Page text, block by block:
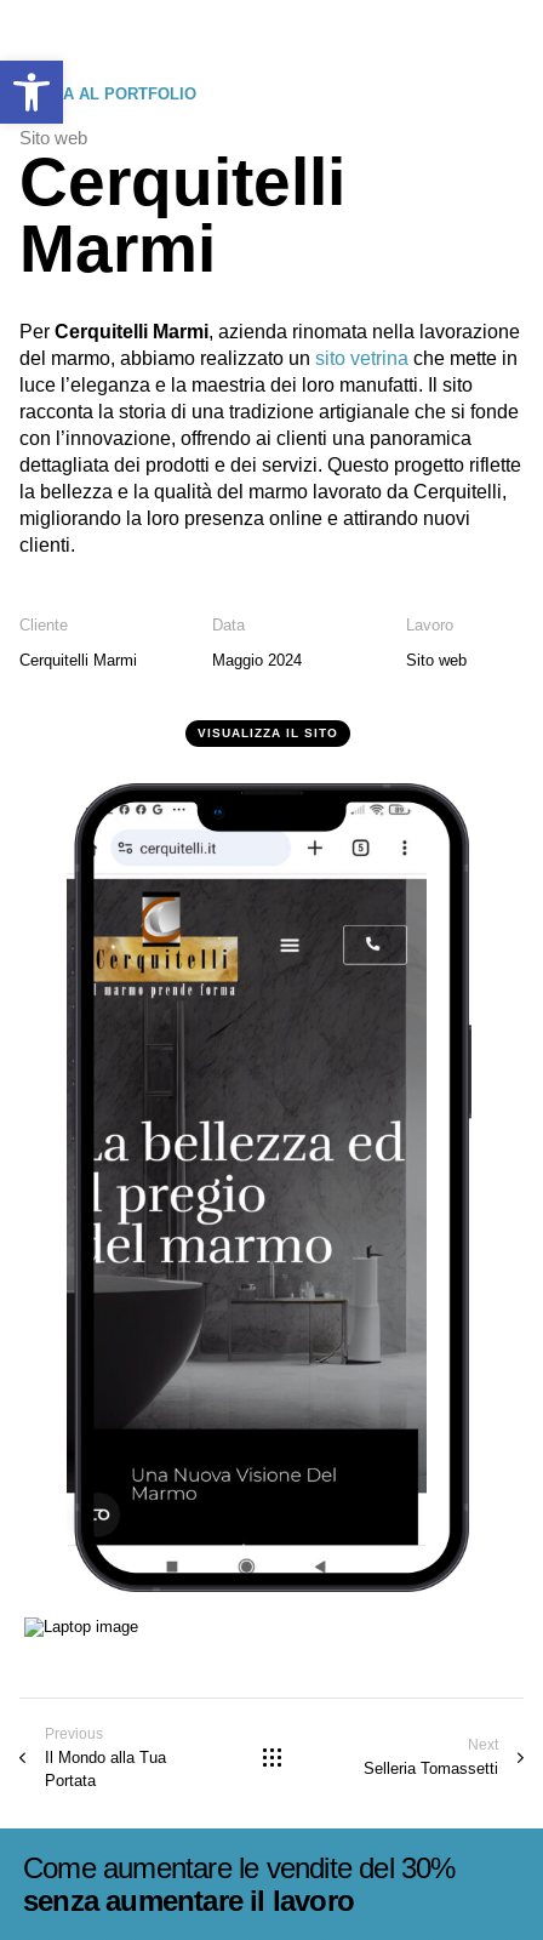
Apri la barra degli strumenti
TORNA AL PORTFOLIO
Sito web
Cerquitelli
Marmi
Per Cerquitelli Marmi, azienda rinomata nella lavorazione
del marmo, abbiamo realizzato un sito vetrina che mette in
luce l’eleganza e la maestria dei loro manufatti. Il sito
racconta la storia di una tradizione artigianale che si fonde
con l’innovazione, offrendo ai clienti una panoramica
dettagliata dei prodotti e dei servizi. Questo progetto riflette
la bellezza e la qualità del marmo lavorato da Cerquitelli,
migliorando la loro presenza online e attirando nuovi
clienti.
Cliente
Cerquitelli Marmi
Data
Maggio 2024
Lavoro
Sito web
VISUALIZZA IL SITO
Previous
Il Mondo alla Tua
Portata
Next
Selleria Tomassetti
Come aumentare le vendite del 30%
senza aumentare il lavoro